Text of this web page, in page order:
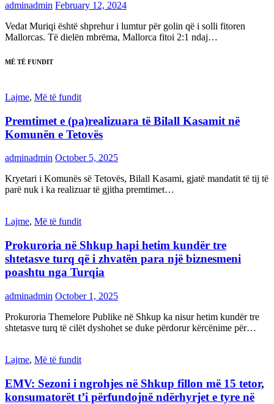
adminadmin February 12, 2024
Vedat Muriqi është shprehur i lumtur për golin që i solli fitoren
Mallorcas. Të dielën mbrëma, Mallorca fitoi 2:1 ndaj…
MË TË FUNDIT
Lajme, Më të fundit
Premtimet e (pa)realizuara të Bilall Kasamit në
Komunën e Tetovës
adminadmin October 5, 2025
Kryetari i Komunës së Tetovës, Bilall Kasami, gjatë mandatit të tij të
parë nuk i ka realizuar të gjitha premtimet…
Lajme, Më të fundit
Prokuroria në Shkup hapi hetim kundër tre
shtetasve turq që i zhvatën para një biznesmeni
poashtu nga Turqia
adminadmin October 1, 2025
Prokuroria Themelore Publike në Shkup ka nisur hetim kundër tre
shtetasve turq të cilët dyshohet se duke përdorur kërcënime për…
Lajme, Më të fundit
EMV: Sezoni i ngrohjes në Shkup fillon më 15 tetor,
konsumatorët t’i përfundojnë ndërhyrjet e tyre në